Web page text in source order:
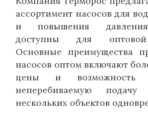
ассортимент насосов для
и повышения
доступны для
Основные преимущества
насосов оптом включают
цены и возможность
неперебиваемую
нескольких объектов